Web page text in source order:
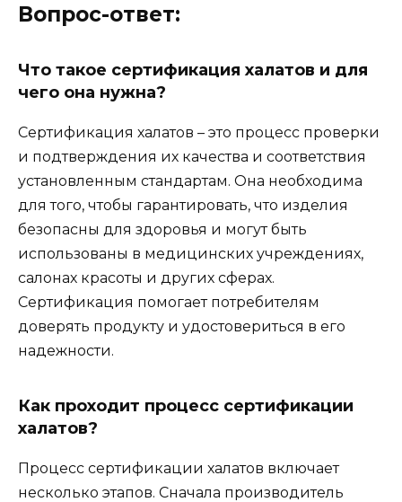
Вопрос-ответ:
Что такое сертификация халатов и для
чего она нужна?
Сертификация халатов – это процесс проверки
и подтверждения их качества и соответствия
установленным стандартам. Она необходима
для того, чтобы гарантировать, что изделия
безопасны для здоровья и могут быть
использованы в медицинских учреждениях,
салонах красоты и других сферах.
Сертификация помогает потребителям
доверять продукту и удостовериться в его
надежности.
Как проходит процесс сертификации
халатов?
Процесс сертификации халатов включает
несколько этапов. Сначала производитель